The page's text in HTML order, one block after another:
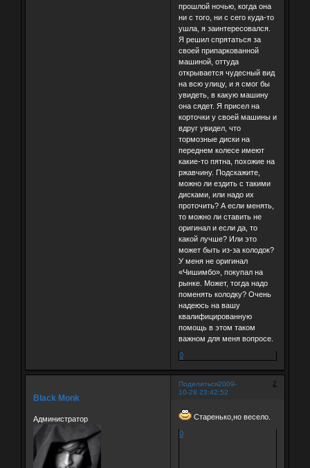
прошлой ночью, когда она
ни с того, ни с сего куда-то
ушла, я заинтересовался.
Я решил спрятаться за
своей припаркованной
машиной, оттуда
открывается чудесный вид
на всю улицу, и я смог бы
увидеть, в какую машину
она сядет. Я присел на
корточки у своей машины и
вдруг увидел, что
тормозные диски на
переднем колесе имеют
какие-то пятна, похожие на
ржавчину. Подскажите,
можно ли ездить с такими
дисками, или надо их
проточить? А если менять,
то можно ли ставить не
оригинал и если да, то
какой лучше? Или это
может быть из-за колодок?
У меня не оригинал
«Чишимбо», покупал на
рынке. Может, тогда надо
поменять колодку? Очень
надеюсь на вашу
квалифицированную
помощь в этом таком
важном для меня вопросе.
0
Поделиться 2
2009-
10-28 23:42:52
Black Monk
Администратор
Старенько,но весело.
0